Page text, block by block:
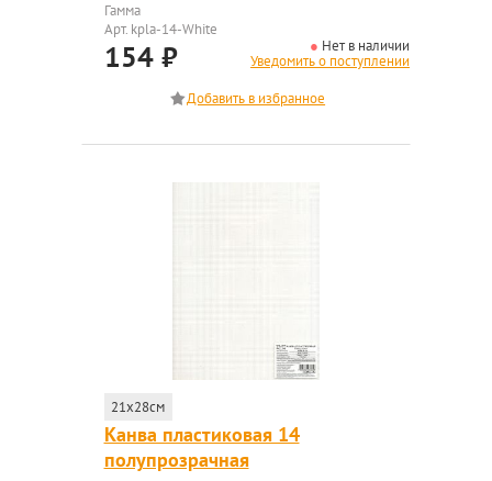
Гамма
Арт. kpla-14-White
154 ₽
Нет в наличии
Уведомить о поступлении
21x28см
Канва пластиковая 14
полупрозрачная